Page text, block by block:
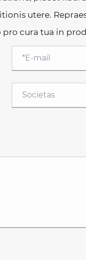
utere.
cura tua in